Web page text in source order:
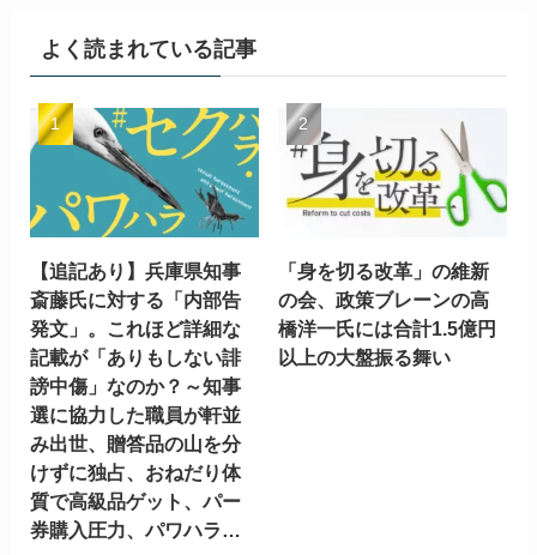
よく読まれている記事
【追記あり】兵庫県知事
斎藤氏に対する「内部告
発文」。これほど詳細な
記載が「ありもしない誹
謗中傷」なのか？～知事
選に協力した職員が軒並
み出世、贈答品の山を分
けずに独占、おねだり体
質で高級品ゲット、パー
券購入圧力、パワハラ…
「身を切る改革」の維新
の会、政策ブレーンの高
橋洋一氏には合計1.5億円
以上の大盤振る舞い